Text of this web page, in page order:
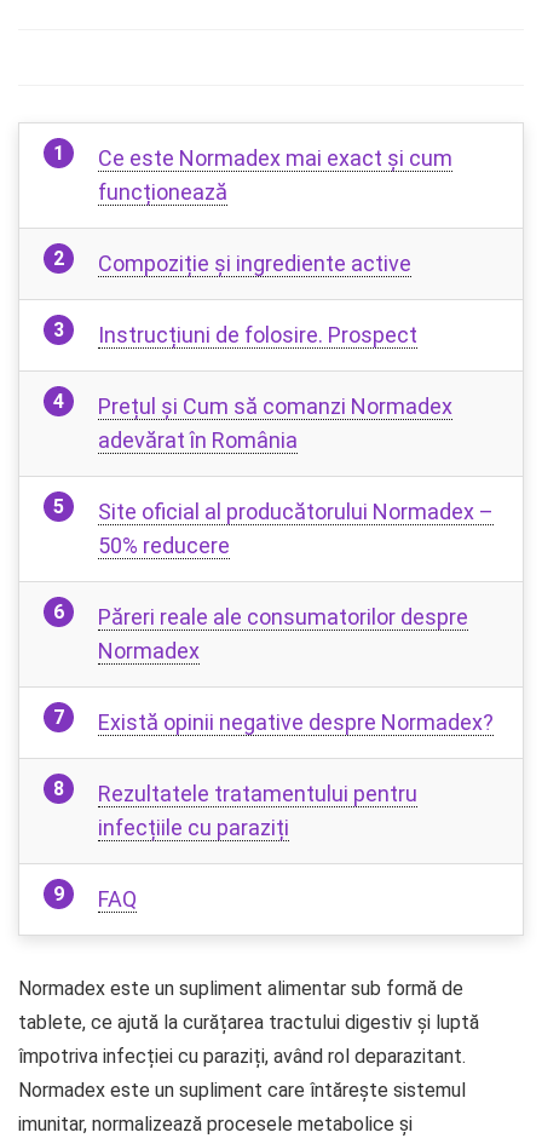
Ce este Normadex mai exact și cum
funcționează
Compoziție și ingrediente active
Instrucțiuni de folosire. Prospect
Prețul și Cum să comanzi Normadex
adevărat în România
Site oficial al producătorului Normadex –
50% reducere
Păreri reale ale consumatorilor despre
Normadex
Există opinii negative despre Normadex?
Rezultatele tratamentului pentru
infecțiile cu paraziți
FAQ
Normadex este un supliment alimentar sub formă de
tablete, ce ajută la curățarea tractului digestiv și luptă
împotriva infecției cu paraziți, având rol deparazitant.
Normadex este un supliment care întărește sistemul
imunitar, normalizează procesele metabolice și